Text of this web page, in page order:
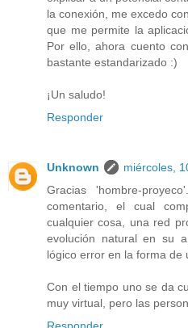
la conexión, me excedo
que me permite la
Por ello, ahora cuento
bastante estandarizado :)
¡Un saludo!
Responder
Unknown
miércoles,
Gracias 'hombre-
comentario, el cual
cualquier cosa, una red
evolución natural en su
lógico error en la forma de
Con el tiempo uno se da
muy virtual, pero las